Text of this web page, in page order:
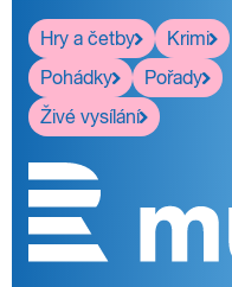
Hry a četby
Krimi
Pohádky
Pořady
Živé vysílání